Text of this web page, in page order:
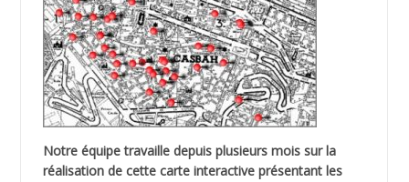
Notre équipe travaille depuis plusieurs mois sur la
réalisation de cette carte interactive présentant les